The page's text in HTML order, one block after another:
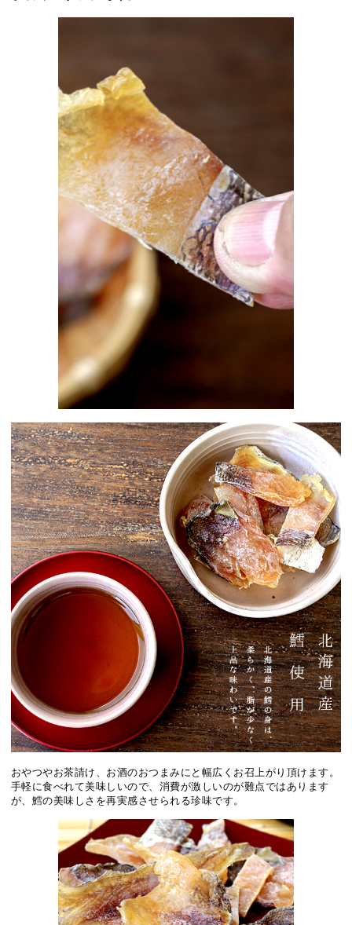
おやつやお茶請け、お酒のおつまみにと幅広くお召上がり頂けます。
手軽に食べれて美味しいので、消費が激しいのが難点ではあります
が、鱈の美味しさを再実感させられる珍味です。